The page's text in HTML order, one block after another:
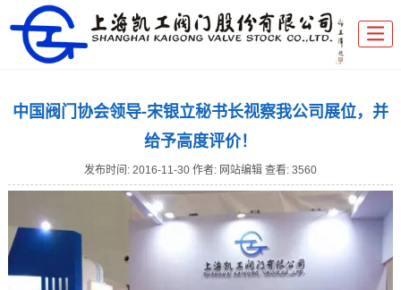
中国阀门协会领导-宋银立秘书长视察我公司展位，并
给予高度评价！
发布时间: 2016-11-30 作者: 网站编辑 查看: 3560